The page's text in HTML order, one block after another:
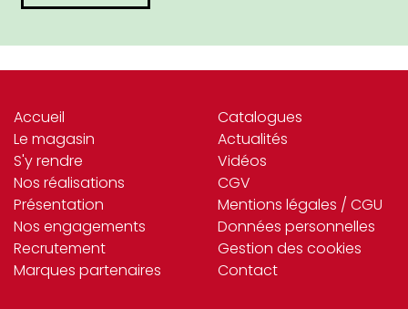
Accueil
Le magasin
S'y rendre
Nos réalisations
Présentation
Nos engagements
Recrutement
Marques partenaires
Catalogues
Actualités
Vidéos
CGV
Mentions légales / CGU
Données personnelles
Gestion des cookies
Contact